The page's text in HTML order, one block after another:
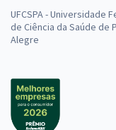
UFCSPA - Universidade
de Ciência da Saúde de
Alegre